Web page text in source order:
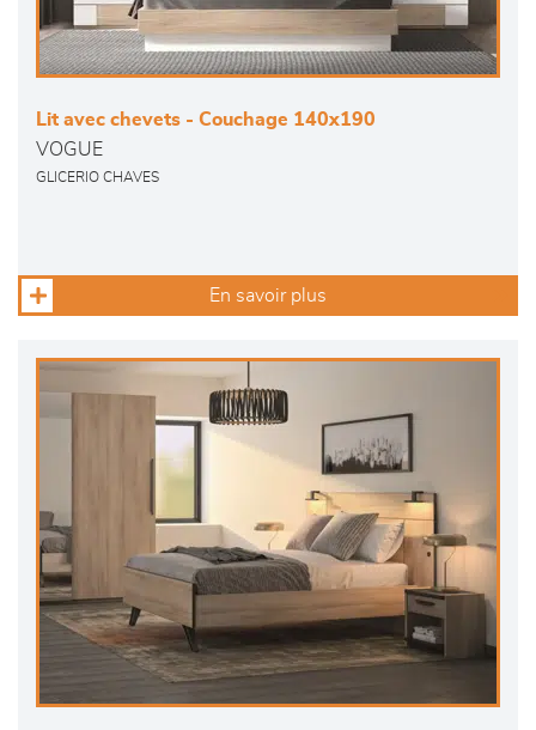
Lit avec chevets - Couchage 140x190
VOGUE
GLICERIO CHAVES
En savoir plus